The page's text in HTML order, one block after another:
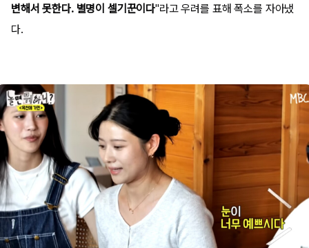
변해서 못한다. 별명이 셀기꾼이다"라고 우려를 표해 폭소를 자아냈
다.